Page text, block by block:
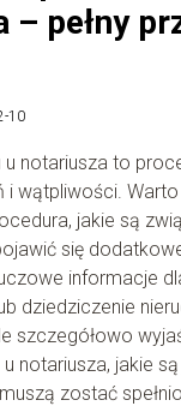
– pełny
10
u notariusza to
i wątpliwości.
jakie są
się
informacje
dziedziczenie
szczegółowo
notariusza, jakie
zostać